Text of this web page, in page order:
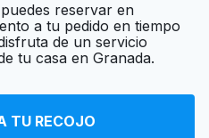
Ir al sitio web
reservar en
a tu pedido en tiempo
de un servicio
tu casa en Granada.
TU RECOJO